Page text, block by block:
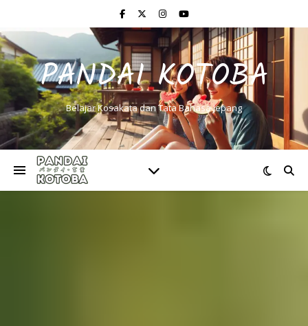
PANDAI KOTOBA
Belajar Kosakata dan Tata Bahasa Jepang